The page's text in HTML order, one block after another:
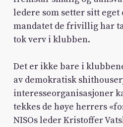
ledere som setter sitt eget
mandatet de frivillig har
tok verv i klubben.
Det er ikke bare i
av demokratisk
interesseorganisasjoner
tekkes de høye herrers
NISOs leder Kristoffer